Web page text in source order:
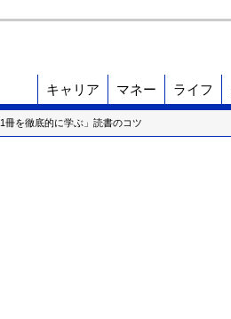
キャリア マネー ライフ
冊を徹底的に学ぶ」読書のコツ